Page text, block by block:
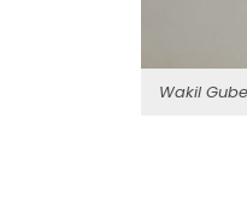
Wakil